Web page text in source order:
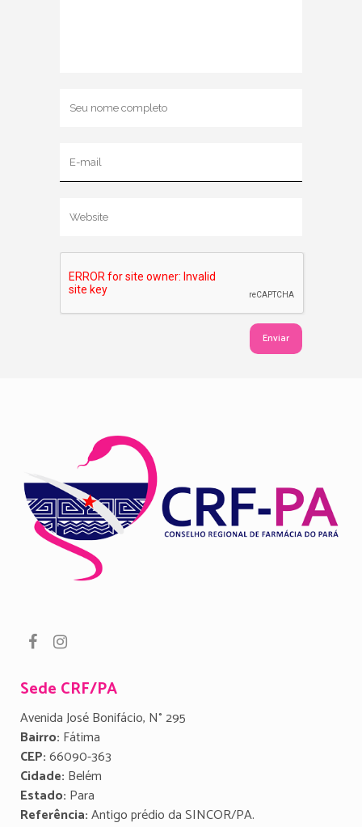
Sede CRF/PA
Avenida José Bonifácio, N° 295
Bairro: Fátima
CEP:66090-363
Cidade: Belém
Estado: Para
Referência:Antigo prédio da SINCOR/PA.